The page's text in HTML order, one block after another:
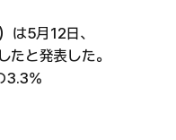
は5月12日、
と発表した。
3.3%